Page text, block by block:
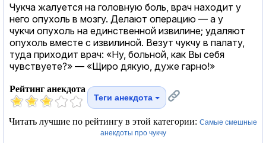
Чукча жалуется на головную боль, врач находит у
него опухоль в мозгу. Делают операцию — а у
чукчи опухоль на единственной извилине; удаляют
опухоль вместе с извилиной. Везут чукчу в палату,
туда приходит врач: «Ну, больной, как Вы себя
чувствуете?» — «Щиро дякую, дуже гарно!»
Рейтинг анекдота
Теги анекдота
Читать лучшие по рейтингу в этой категории: Самые смешные
анекдоты про чукчу